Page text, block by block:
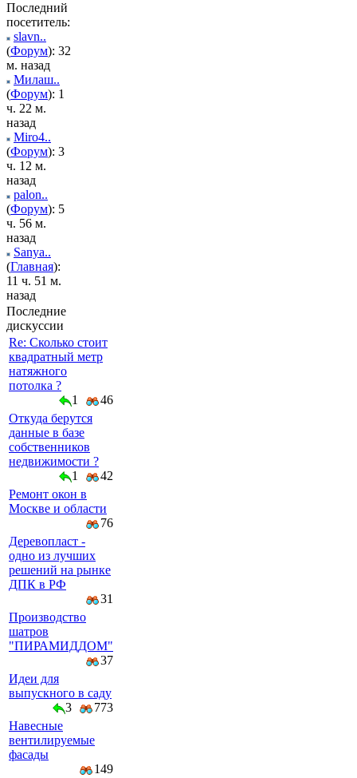
Последний
посетитель:
slavn..
(Форум): 32
м. назад
Милаш..
(Форум): 1
ч. 22 м.
назад
Miro4..
(Форум): 3
ч. 12 м.
назад
palon..
(Форум): 5
ч. 56 м.
назад
Sanya..
(Главная):
11 ч. 51 м.
назад
Последние
дискуссии
Re: Сколько стоит
квадратный метр
натяжного
потолка ?
1
46
Откуда берутся
данные в базе
собственников
недвижимости ?
1
42
Ремонт окон в
Москве и области
76
Деревопласт -
одно из лучших
решений на рынке
ДПК в РФ
31
Производство
шатров
"ПИРАМИДДОМ"
37
Идеи для
выпускного в саду
3
773
Навесные
вентилируемые
фасады
149